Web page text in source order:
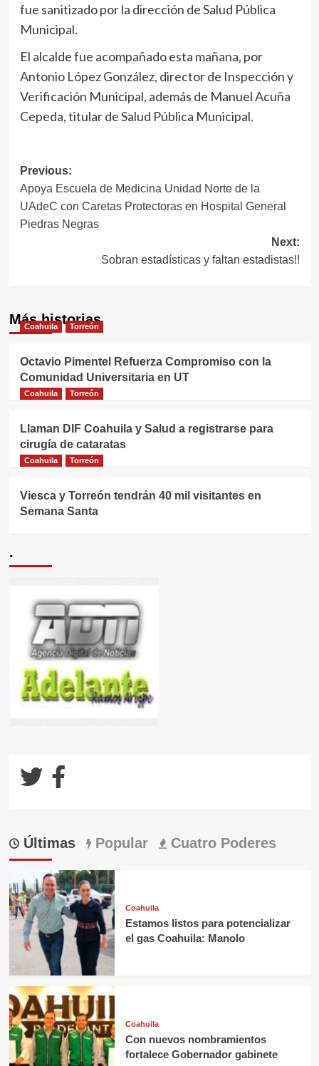
fue sanitizado por la dirección de Salud Pública
Municipal.
El alcalde fue acompañado esta mañana, por
Antonio López González, director de Inspección y
Verificación Municipal, además de Manuel Acuña
Cepeda, titular de Salud Pública Municipal.
Navegación
de
entradas
Previous:
Apoya Escuela de Medicina Unidad Norte de la
UAdeC con Caretas Protectoras en Hospital General
Piedras Negras
Next:
Sobran estadísticas y faltan estadistas!!
Más historias
Coahuila Torreón
Octavio Pimentel Refuerza Compromiso con la
Comunidad Universitaria en UT
Coahuila Torreón
Llaman DIF Coahuila y Salud a registrarse para
cirugía de cataratas
Coahuila Torreón
Viesca y Torreón tendrán 40 mil visitantes en
Semana Santa
.
Últimas Popular Cuatro Poderes
Coahuila
Estamos listos para potencializar
el gas Coahuila: Manolo
Coahuila
Con nuevos nombramientos
fortalece Gobernador gabinete